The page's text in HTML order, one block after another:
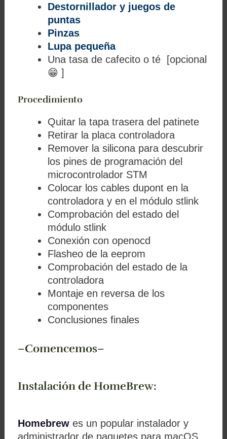
Destornillador y juegos de
puntas
Pinzas
Lupa pequeña
Una tasa de cafecito o té [opcional
😁 ]
Procedimiento
Quitar la tapa trasera del patinete
Retirar la placa controladora
Remover la silicona para descubrir
los pines de programación del
microcontrolador STM
Colocar los cables dupont en la
controladora y en el módulo stlink
Comprobación del estado del
módulo stlink
Conexión con openocd
Flasheo de la eeprom
Comprobación del estado de la
controladora
Montaje en reversa de los
componentes
Conclusiones finales
–Comencemos–
Instalación de HomeBrew:
Homebrew es un popular instalador y
administrador de paquetes para macOS